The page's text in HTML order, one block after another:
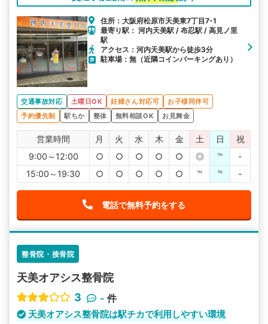
住所：大阪府松原市天美東7丁目7-1
最寄り駅： 河内天美駅 / 布忍駅 / 高見ノ里
駅
アクセス：河内天美駅から徒歩3分
駐車場：無（近隣コインパーキングあり）
交通事故対応 土曜日OK 妊婦さん対応可
お子様同伴可
予約優先制
駅ちか 整体 無料相談OK お見舞金
営業時間 月 火 水 木 金 土 日
祝
9:00～12:00
○ ○ ○ ○ ○ ◎ ℡
-
15:00～19:30
○ ○ ○ ○ ○ ℡ ℡ -
電話で無料予約をする
整骨院・接骨院
天美オアシス整骨院
3
- 件
天美オアシス整骨院は駅チカで利用しやすい環境